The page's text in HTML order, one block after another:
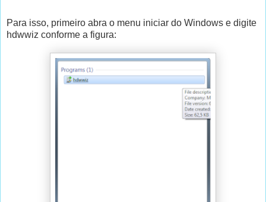
Para isso, primeiro abra o menu iniciar do Windows e digite
hdwwiz conforme a figura: